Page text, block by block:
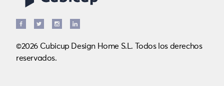
©2026 Cubicup Design Home S.L. Todos los derechos
reservados.